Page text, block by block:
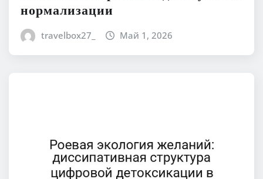
нормализации
travelbox27_ Май 1, 2026